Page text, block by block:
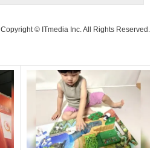
Copyright © ITmedia Inc. All Rights Reserved.